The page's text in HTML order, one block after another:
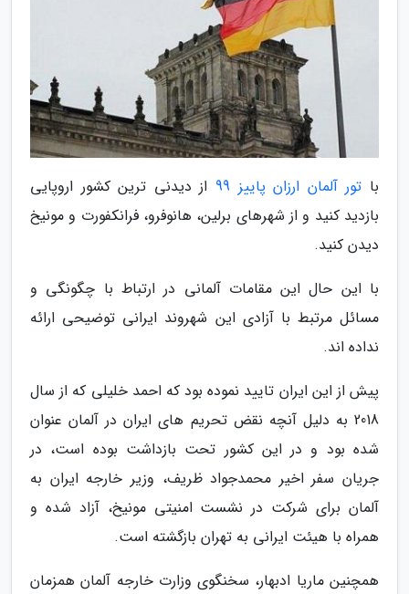
با تور آلمان ارزان پاییز 99
از دیدنی ترین کشور اروپایی
بازدید کنید و از شهرهای برلین، هانوفرو، فرانکفورت و مونیخ
دیدن کنید.
با این حال این مقامات آلمانی در ارتباط با چگونگی و
مسائل مرتبط با آزادی این شهروند ایرانی توضیحی ارائه
نداده اند.
پیش از این ایران تایید نموده بود که احمد خلیلی که از سال
2018 به دلیل آنچه نقض تحریم های ایران در آلمان عنوان
شده بود و در این کشور تحت بازداشت بوده است، در
جریان سفر اخیر محمدجواد ظریف، وزیر خارجه ایران به
آلمان برای شرکت در نشست امنیتی مونیخ، آزاد شده و
همراه با هیئت ایرانی به تهران بازگشته است.
همچنین ماریا ادبهار، سخنگوی وزارت خارجه آلمان همزمان